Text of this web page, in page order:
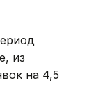
из
на 4,5